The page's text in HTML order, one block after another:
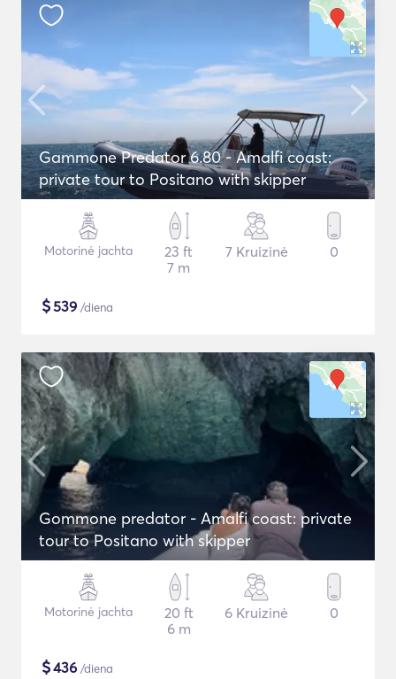
Gammone Predator 6.80 - Amalfi coast:
private tour to Positano with skipper
Motorinė jachta
23 ft
7 m
7 Kruizinė 0
$539 /diena
Gommone predator - Amalfi coast: private
tour to Positano with skipper
Motorinė jachta
20 ft
6 m
6 Kruizinė 0
$436 /diena